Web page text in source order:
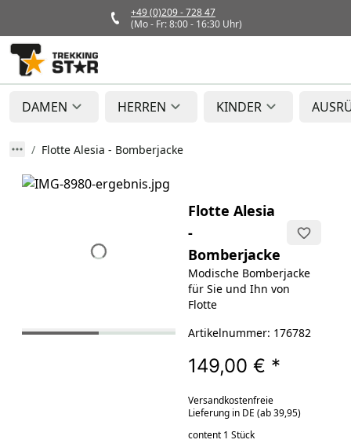
+49 (0)209 - 728 47
(Mo - Fr: 8:00 - 16:30 Uhr)
DAMEN HERREN KINDER
Flotte Alesia - Bomberjacke
Flotte Alesia
-
Bomberjacke
Modische Bomberjacke
für Sie und Ihn von
Flotte
Artikelnummer: 176782
149,00 € *
Versandkostenfreie
Lieferung in DE (ab 39,95)
content 1 Stück